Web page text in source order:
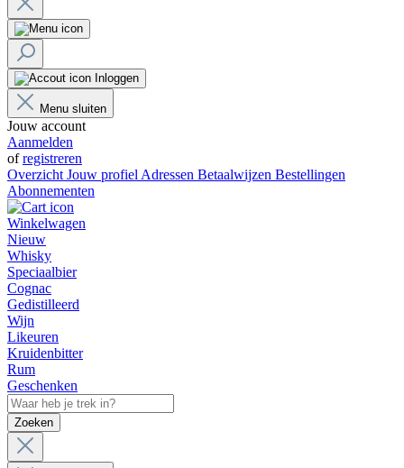
Inloggen
Menu sluiten
Jouw account
Aanmelden
ofregistreren
Overzicht Jouw profiel Adressen Betaalwijzen Bestellingen
Abonnementen
Winkelwagen
Nieuw
Whisky
Speciaalbier
Cognac
Gedistilleerd
Wijn
Likeuren
Kruidenbitter
Rum
Geschenken
Zoeken